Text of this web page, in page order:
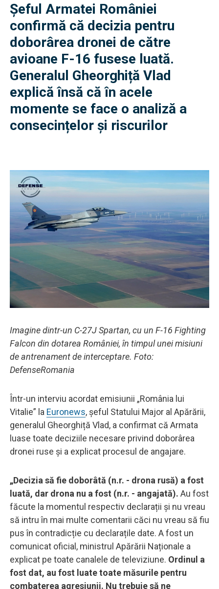
Șeful Armatei României
confirmă că decizia pentru
doborârea dronei de către
avioane F-16 fusese luată.
Generalul Gheorghiță Vlad
explică însă că în acele
momente se face o analiză a
consecințelor și riscurilor
Imagine dintr-un C-27J Spartan, cu un F-16 Fighting
Falcon din dotarea României, în timpul unei misiuni
de antrenament de interceptare. Foto:
DefenseRomania
Într-un interviu acordat emisiunii „România lui
Vitalie” la Euronews, șeful Statului Major al Apărării,
generalul Gheorghiță Vlad, a confirmat că Armata
luase toate deciziile necesare privind doborârea
dronei ruse și a explicat procesul de angajare.
„Decizia să fie doborâtă (n.r. - drona rusă) a fost
luată, dar drona nu a fost (n.r. - angajată). Au fost
făcute la momentul respectiv declarații și nu vreau
să intru în mai multe comentarii căci nu vreau să fiu
pus în contradicție cu declarațile date. A fost un
comunicat oficial, ministrul Apărării Naționale a
explicat pe toate canalele de televiziune. Ordinul a
fost dat, au fost luate toate măsurile pentru
combaterea agresiunii. Nu trebuie să ne